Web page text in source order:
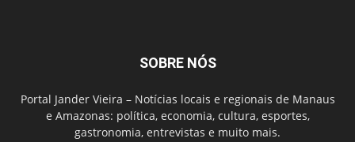
SOBRE NÓS
Portal Jander Vieira – Notícias locais e regionais de Manaus
e Amazonas: política, economia, cultura, esportes,
gastronomia, entrevistas e muito mais.